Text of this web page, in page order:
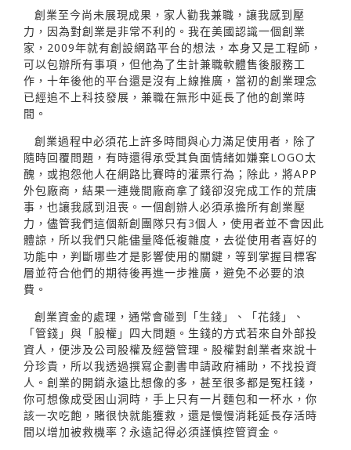
創業至今尚未展現成果，家人勸我兼職，讓我感到壓
力，因為對創業是非常不利的。我在美國認識一個創業
家，2009年就有創設網路平台的想法，本身又是工程師，
可以包辦所有事項，但他為了生計兼職軟體售後服務工
作，十年後他的平台還是沒有上線推廣，當初的創業理念
已經追不上科技發展，兼職在無形中延長了他的創業時
間。
創業過程中必須花上許多時間與心力滿足使用者，除了
隨時回覆問題，有時還得承受其負面情緒如嫌棄LOGO太
醜，或抱怨他人在網路比賽時的灌票行為；除此，將APP
外包廠商，結果一連幾間廠商拿了錢卻沒完成工作的荒唐
事，也讓我感到沮喪。一個創辦人必須承擔所有創業壓
力，儘管我們這個新創團隊只有3個人，使用者並不會因此
體諒，所以我們只能儘量降低複雜度，去從使用者喜好的
功能中，判斷哪些才是影響使用的關鍵，等到掌握目標客
層並符合他們的期待後再進一步推廣，避免不必要的浪
費。
創業資金的處理，通常會碰到「生錢」、「花錢」、
「管錢」與「股權」四大問題。生錢的方式若來自外部投
資人，便涉及公司股權及經營管理。股權對創業者來說十
分珍貴，所以我透過撰寫企劃書申請政府補助，不找投資
人。創業的開銷永遠比想像的多，甚至很多都是冤枉錢，
你可想像成受困山洞時，手上只有一片麵包和一杯水，你
該一次吃飽，賭很快就能獲救，還是慢慢消耗延長存活時
間以增加被救機率？永遠記得必須謹慎控管資金。